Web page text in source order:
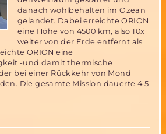
danach wohlbehalten im Ozean
gelandet. Dabei erreichte ORION
eine Höhe von 4500 km, also 10x
weiter von der Erde entfernt als
ORION eine
-und damit thermische
bei einer Rückkehr von Mond
Die gesamte Mission dauerte 4.5